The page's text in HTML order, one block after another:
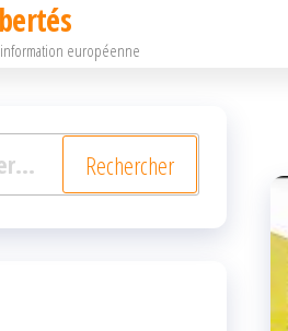
européenne
: